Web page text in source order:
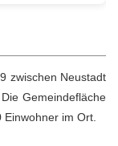
zwischen Neustadt
Gemeindefläche
im Ort.